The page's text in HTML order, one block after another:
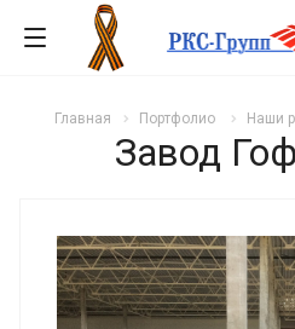
Главная Портфолио Наши
Завод